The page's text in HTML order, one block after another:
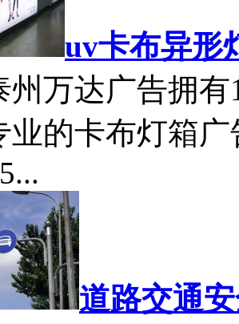
uv卡布异形
州万达广告拥
业的卡布灯箱
道路交通